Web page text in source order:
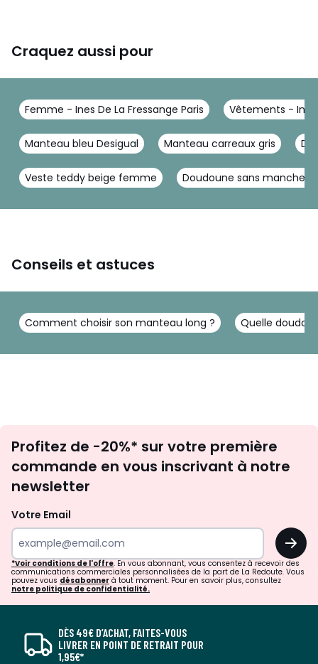
Craquez aussi pour
Femme - Ines De La Fressange Paris Vêtements - Ines
Manteau bleu Desigual Manteau carreaux gris
Veste teddy beige femme Doudoune sans manche
Conseils et astuces
Comment choisir son manteau long ? Quelle
newsletter
Profitez de -20%* sur votre première
commande en vous inscrivant à notre
newsletter
Votre Email
OK
*Voir conditions de l'offre. En vous abonnant, vous consentez à recevoir des
communications commerciales personnalisées de la part de La Redoute. Vous
pouvez vous désabonner à tout moment. Pour en savoir plus, consultez
notre politique de confidentialité.
DÈS 49€ D’ACHAT, FAITES-VOUS
LIVRER EN POINT DE RETRAIT POUR
1,95€*